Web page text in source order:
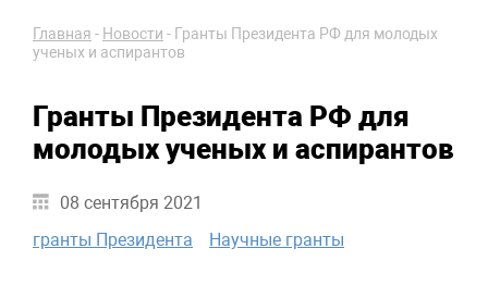
Главная - Новости - Гранты Президента РФ для молодых
ученых и аспирантов
Гранты Президента РФ для
молодых ученых и аспирантов
08 сентября 2021
гранты Президента
Научные гранты